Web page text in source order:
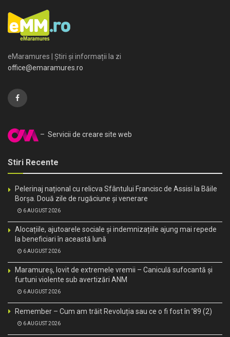
eMaramures | Știri și informații la zi
office@emaramures.ro
– Servicii de creare site web
Stiri Recente
Pelerinaj național cu relicva Sfântului Francisc de Assisi la Băile
Borșa. Două zile de rugăciune și venerare
6 AUGUST 2026
Alocațiile, ajutoarele sociale și indemnizațiile ajung mai repede
la beneficiari în această lună
6 AUGUST 2026
Maramureș, lovit de extremele vremii – Caniculă sufocantă și
furtuni violente sub avertizări ANM
6 AUGUST 2026
Remember – Cum am trăit Revoluția sau ce o fi fost în ’89 (2)
6 AUGUST 2026